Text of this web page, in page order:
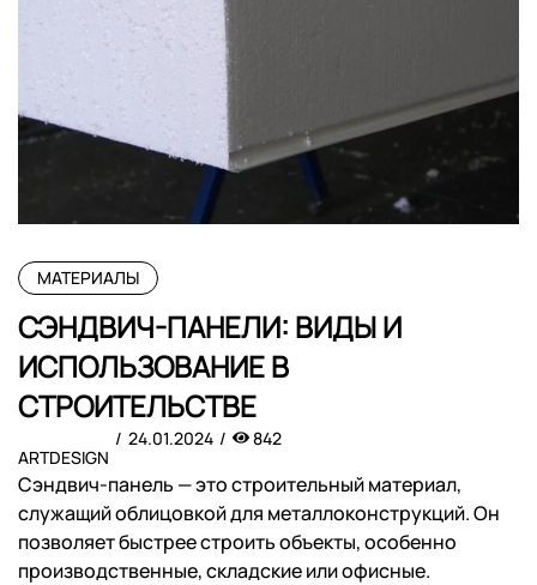
МАТЕРИАЛЫ
СЭНДВИЧ-ПАНЕЛИ: ВИДЫ И
ИСПОЛЬЗОВАНИЕ В
СТРОИТЕЛЬСТВЕ
ARTDESIGN
24.01.2024 842
Сэндвич-панель — это строительный материал,
служащий облицовкой для металлоконструкций. Он
позволяет быстрее строить объекты, особенно
производственные, складские или офисные.